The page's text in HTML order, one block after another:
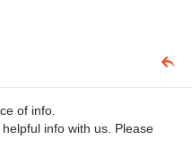
of info.
info with us. Please